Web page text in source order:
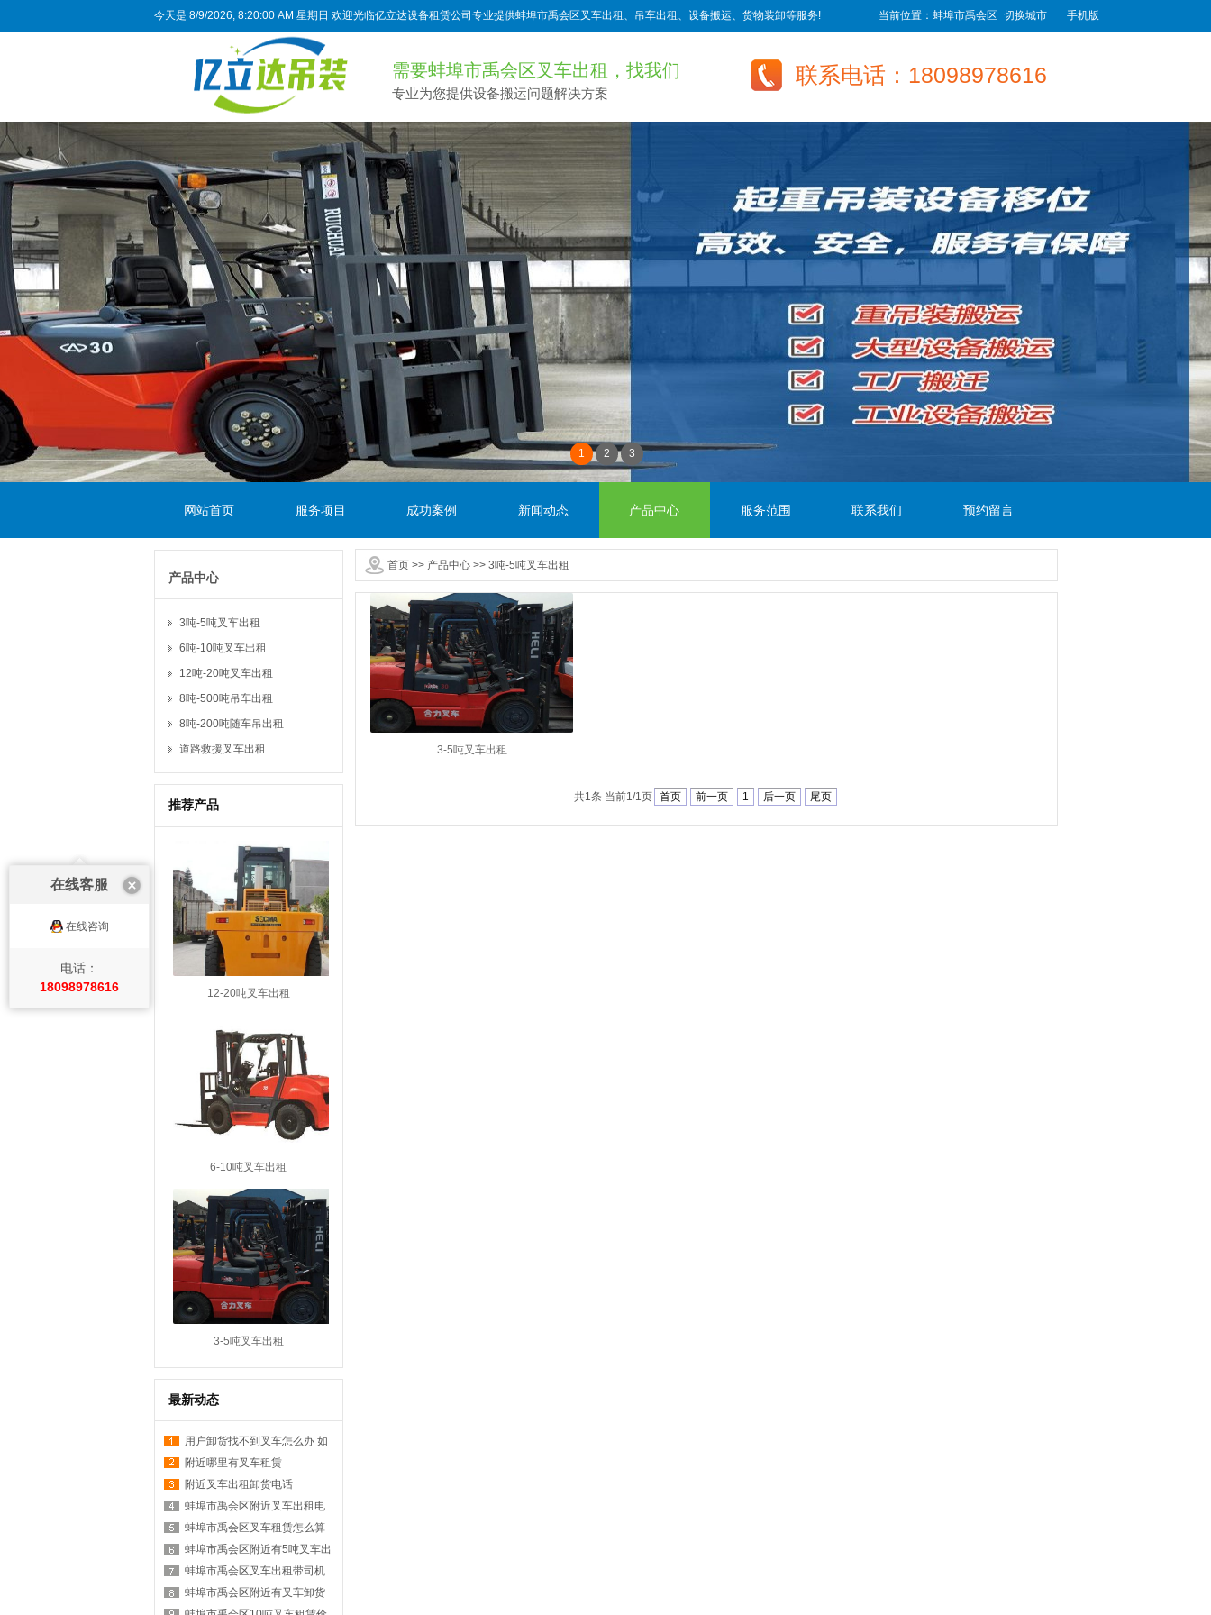
今天是 8/9/2026, 8:20:00 AM 星期日 欢迎光临亿立达设备租赁公司专业提供蚌埠市禹会区叉车出租、吊车出租、设备搬运、货物装卸等服务! 当前位置：蚌埠市禹会区 切换城市 手机版
需要蚌埠市禹会区叉车出租，找我们
专业为您提供设备搬运问题解决方案
联系电话：18098978616
1 2 3
网站首页 服务项目 成功案例 新闻动态 产品中心 服务范围 联系我们 预约留言
首页>> 产品中心>> 3吨-5吨叉车出租
产品中心
3吨-5吨叉车出租
6吨-10吨叉车出租
12吨-20吨叉车出租
8吨-500吨吊车出租
8吨-200吨随车吊出租
道路救援叉车出租
推荐产品
12-20吨叉车出租
6-10吨叉车出租
3-5吨叉车出租
最新动态
用户卸货找不到叉车怎么办 如
何在附近找叉车
附近哪里有叉车租赁
附近叉车出租卸货电话
蚌埠市禹会区附近叉车出租电
话是多少？
蚌埠市禹会区叉车租赁怎么算
台班？
蚌埠市禹会区附近有5吨叉车出
租吗？
蚌埠市禹会区叉车出租带司机
价格？
蚌埠市禹会区附近有叉车卸货
3-5吨叉车出租
共1条 当前1/1页 首页 前一页 1 后一页 尾页
在线客服
在线咨询
电话：
18098978616